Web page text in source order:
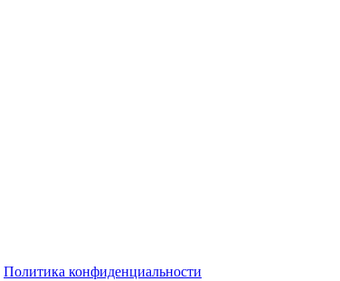
Политика конфиденциальности